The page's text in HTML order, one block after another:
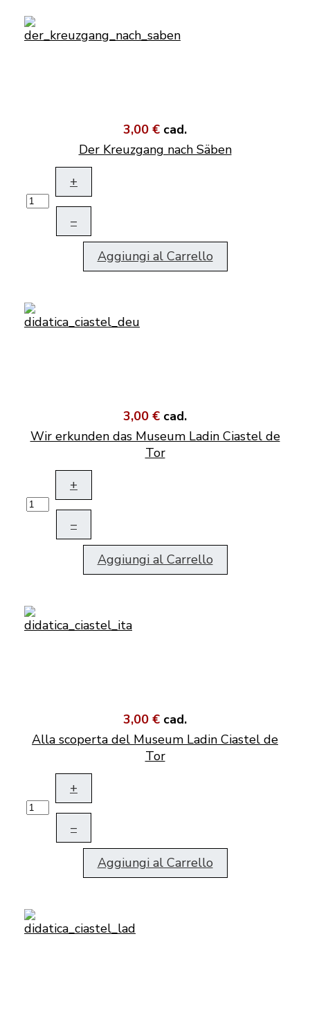
3,00 € cad.
Der Kreuzgang nach Säben
+
–
Aggiungi al Carrello
3,00 € cad.
Wir erkunden das Museum Ladin Ciastel de
Tor
+
–
Aggiungi al Carrello
3,00 € cad.
Alla scoperta del Museum Ladin Ciastel de
Tor
+
–
Aggiungi al Carrello